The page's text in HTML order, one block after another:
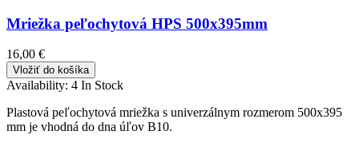
Mriežka peľochytová HPS 500x395mm
16,00 €
Vložiť do košíka
Availability: 4 In Stock
Plastová peľochytová mriežka s univerzálnym rozmerom 500x395
mm je vhodná do dna úľov B10.